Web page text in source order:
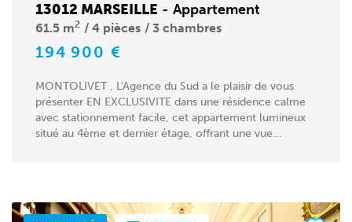
13012 MARSEILLE - Appartement
61.5 m2 4 pièces 3 chambres
194 900 €
MONTOLIVET , L'Agence du Sud a le plaisir de vous
présenter EN EXCLUSIVITE dans une résidence calme
avec stationnement facile, cet appartement lumineux
situé au 4ème et dernier étage, offrant une vue...